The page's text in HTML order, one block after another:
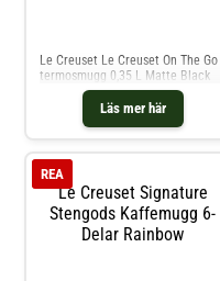
Läs mer här
Le Creuset Le Creuset On The Go
termosmugg 0,35 L Matte Black
Le Creuset Signature
Stengods Kaffemugg 6-
Delar Rainbow
REA